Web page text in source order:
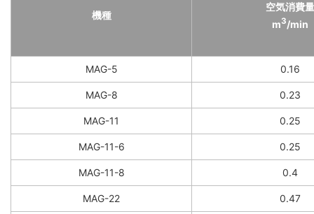
機種
空気消費量
m3/min
MAG-5 0.16
MAG-8 0.23
MAG-11 0.25
MAG-11-6 0.25
MAG-11-8 0.4
MAG-22 0.47